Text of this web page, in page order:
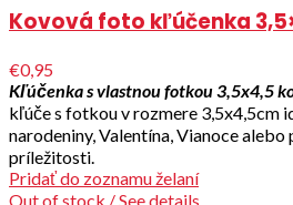
Kovová foto kľúčenka
€0,95
Kľúčenka s vlastnou fotkou 3,5x4,5
kľúče s fotkou v rozmere 3,5x4,5cm
narodeniny, Valentína, Vianoce
príležitosti.
Pridať do zoznamu želaní
Out of stock / See details